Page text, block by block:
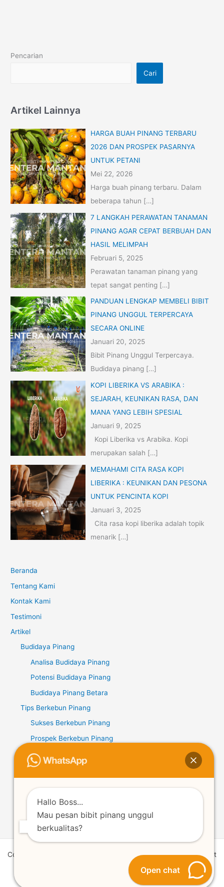
Pencarian
Cari
Artikel Lainnya
HARGA BUAH PINANG TERBARU
2026 DAN PROSPEK PASARNYA
UNTUK PETANI
Mei 22, 2026
Harga buah pinang terbaru. Dalam
beberapa tahun […]
7 LANGKAH PERAWATAN TANAMAN
PINANG AGAR CEPAT BERBUAH DAN
HASIL MELIMPAH
Februari 5, 2025
Perawatan tanaman pinang yang
tepat sangat penting […]
PANDUAN LENGKAP MEMBELI BIBIT
PINANG UNGGUL TERPERCAYA
SECARA ONLINE
Januari 20, 2025
Bibit Pinang Unggul Terpercaya.
Budidaya pinang […]
KOPI LIBERIKA VS ARABIKA :
SEJARAH, KEUNIKAN RASA, DAN
MANA YANG LEBIH SPESIAL
Januari 9, 2025
Kopi Liberika vs Arabika. Kopi
merupakan salah […]
MEMAHAMI CITA RASA KOPI
LIBERIKA : KEUNIKAN DAN PESONA
UNTUK PENCINTA KOPI
Januari 3, 2025
Cita rasa kopi liberika adalah topik
menarik […]
Beranda
Tentang Kami
Kontak Kami
Testimoni
Artikel
Budidaya Pinang
Analisa Budidaya Pinang
Potensi Budidaya Pinang
Budidaya Pinang Betara
Tips Berkebun Pinang
Sukses Berkebun Pinang
Prospek Berkebun Pinang
Potensi Berkebun Pinang
Kopi Liberika
Budidaya Kopi Liberika
Tips Berkebun Kopi Liberika
Copyright © 2026 | Powered by Lentera Mantang | Supplier Bibit
Pinang Unggul Betara
Hallo Boss...
Mau pesan bibit pinang unggul
berkualitas?
Open chat